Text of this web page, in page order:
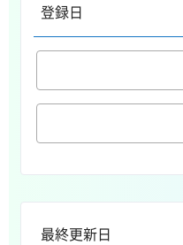
登録日
最終更新日